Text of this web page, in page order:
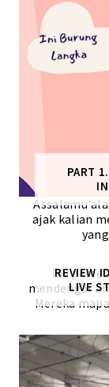
PART
ajak kalian
REVIEW
LIVE
Isu
mendengar
Mereka